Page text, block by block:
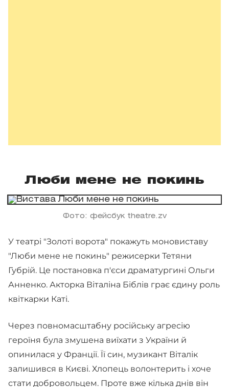
Люби мене не покинь
Фото: фейсбук theatre.zv
У театрі "Золоті ворота" покажуть моновиставу
"Люби мене не покинь" режисерки Тетяни
Губрій. Це постановка п'єси драматургині Ольги
Анненко. Акторка Віталіна Біблів грає єдину роль
квіткарки Каті.
Через повномасштабну російську агресію
героїня була змушена виїхати з України й
опинилася у Франції. Її син, музикант Віталік
залишився в Києві. Хлопець волонтерить і хоче
стати добровольцем. Проте вже кілька днів він